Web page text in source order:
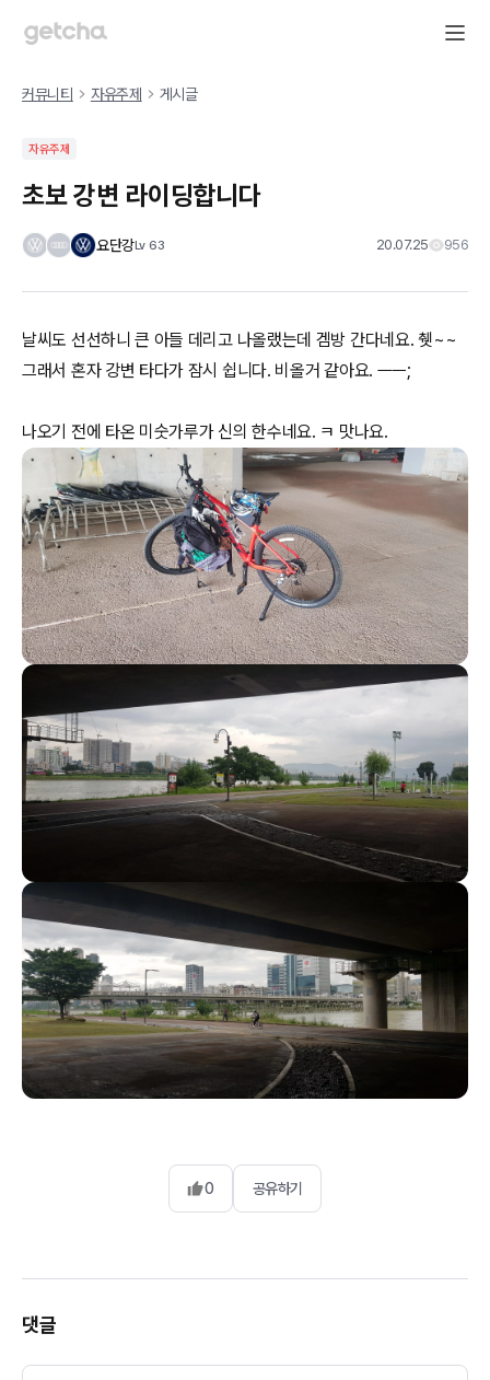
커뮤니티 자유주제 게시글
자유주제
초보 강변 라이딩합니다
요단강Lv63 20.07.25 956
날씨도 선선하니 큰 아들 데리고 나올랬는데 겜방 간다네요. 췟~~
그래서 혼자 강변 타다가 잠시 쉽니다. 비올거 같아요. ㅡㅡ;
나오기 전에 타온 미숫가루가 신의 한수네요. ㅋ 맛나요.
0 공유하기
댓글